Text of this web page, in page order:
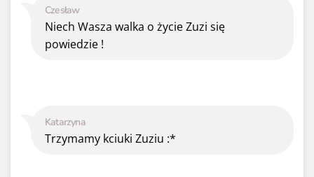
Katarzyna
Trzymamy kciuki Zuziu :*
Czesław
Niech Wasza walka o życie Zuzi się
powiedzie !